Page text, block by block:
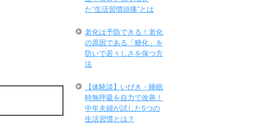
た“生活習慣頭痛”とは
老化は予防できる！老化
の原因である「糖化」を
防いで若々しさを保つ方
法
【体験談】いびき・睡眠
時無呼吸を自力で改善！
中年夫婦が試した5つの
生活習慣とは？